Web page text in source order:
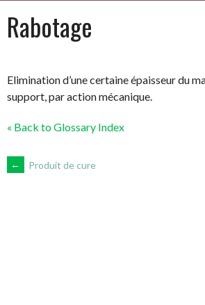
Rabotage
Elimination d’une certaine épaisseur du
support, par action mécanique.
« Back to Glossary Index
NAVIGATION
← Produit de cure